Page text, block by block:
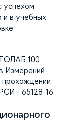
успехом
и в учебных
100
Измерений
прохождении
- 65128-16.